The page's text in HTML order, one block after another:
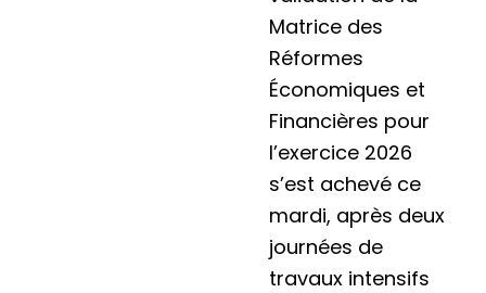
Matrice des
Réformes
Économiques et
Financières pour
l’exercice 2026
s’est achevé ce
mardi, après deux
journées de
travaux intensifs